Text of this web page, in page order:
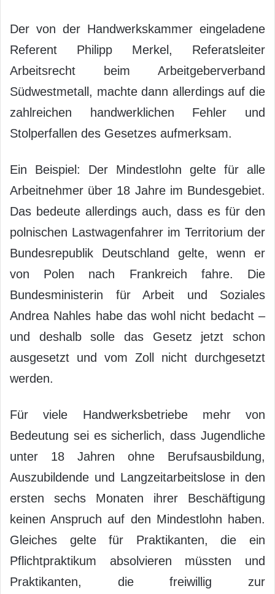
Der von der Handwerkskammer eingeladene
Referent Philipp Merkel, Referatsleiter
Arbeitsrecht beim Arbeitgeberverband
Südwestmetall, machte dann allerdings auf die
zahlreichen handwerklichen Fehler und
Stolperfallen des Gesetzes aufmerksam.
Ein Beispiel: Der Mindestlohn gelte für alle
Arbeitnehmer über 18 Jahre im Bundesgebiet.
Das bedeute allerdings auch, dass es für den
polnischen Lastwagenfahrer im Territorium der
Bundesrepublik Deutschland gelte, wenn er
von Polen nach Frankreich fahre. Die
Bundesministerin für Arbeit und Soziales
Andrea Nahles habe das wohl nicht bedacht –
und deshalb solle das Gesetz jetzt schon
ausgesetzt und vom Zoll nicht durchgesetzt
werden.
Für viele Handwerksbetriebe mehr von
Bedeutung sei es sicherlich, dass Jugendliche
unter 18 Jahren ohne Berufsausbildung,
Auszubildende und Langzeitarbeitslose in den
ersten sechs Monaten ihrer Beschäftigung
keinen Anspruch auf den Mindestlohn haben.
Gleiches gelte für Praktikanten, die ein
Pflichtpraktikum absolvieren müssten und
Praktikanten, die freiwillig zur